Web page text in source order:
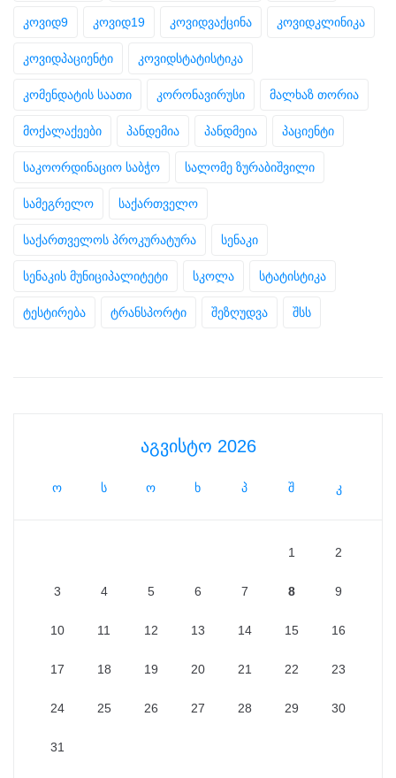
კოვიდ9 კოვიდ19 კოვიდვაქცინა კოვიდკლინიკა
კოვიდპაციენტი კოვიდსტატისტიკა
კომენდატის საათი კორონავირუსი მალხაზ თორია
მოქალაქეები პანდემია პანდმეია პაციენტი
საკოორდინაციო საბჭო სალომე ზურაბიშვილი
სამეგრელო საქართველო
საქართველოს პროკურატურა სენაკი
სენაკის მუნიციპალიტეტი სკოლა სტატისტიკა
ტესტირება ტრანსპორტი შეზღუდვა შსს
აგვისტო 2026
ო ს ო ხ პ შ კ
1 2
3 4 5 6 7 8 9
10 11 12 13 14 15 16
17 18 19 20 21 22 23
24 25 26 27 28 29 30
31